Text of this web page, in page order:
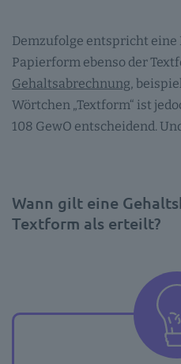
Demzufolge entspricht
Papierform ebenso der
Gehaltsabrechnung,
Wörtchen „Textform“ ist
108 GewO entscheidend.
Wann gilt eine
Textform als erteilt?